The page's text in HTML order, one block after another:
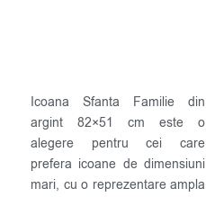
Icoana Sfanta Familie din
argint 82×51 cm este o
alegere pentru cei care
prefera icoane de dimensiuni
mari, cu o reprezentare ampla